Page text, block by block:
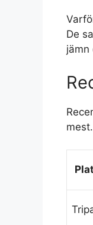
De
jämn
mest.